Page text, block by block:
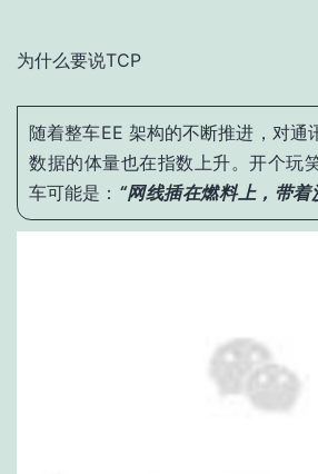
为什么要说TCP
随着整车EE 架构的不断推进，对通
数据的体量也在指数上升。开个玩
车可能是 ： “网线插在燃料上，带着